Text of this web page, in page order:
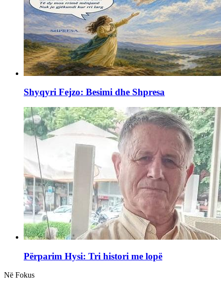
Shyqyri Fejzo: Besimi dhe Shpresa
Përparim Hysi: Tri histori me lopë
Në Fokus